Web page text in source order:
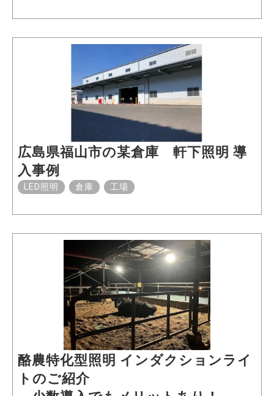
広島県福山市の某倉庫 軒下照明 導
入事例
LED照明 倉庫 工場
酪農特化型照明 インダクションライ
トのご紹介